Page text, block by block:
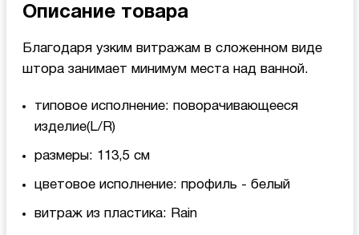
Описание товара
Благодаря узким витражам в сложенном виде
штора занимает минимум места над ванной.
типовое исполнение: поворачивающееся
изделие(L/R)
размеры: 113,5 см
цветовое исполнение: профиль - белый
витраж из пластика: Rain